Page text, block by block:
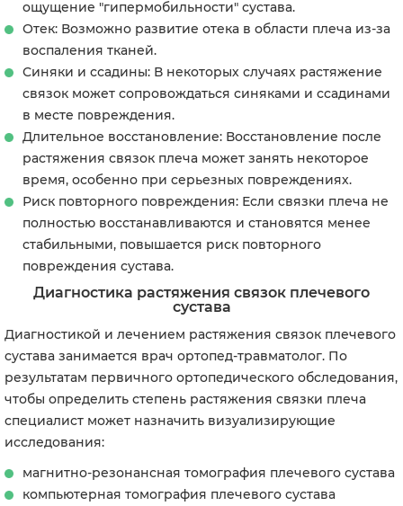
ощущение "гипермобильности" сустава.
Отек: Возможно развитие отека в области плеча из-за
воспаления тканей.
Синяки и ссадины: В некоторых случаях растяжение
связок может сопровождаться синяками и ссадинами
в месте повреждения.
Длительное восстановление: Восстановление после
растяжения связок плеча может занять некоторое
время, особенно при серьезных повреждениях.
Риск повторного повреждения: Если связки плеча не
полностью восстанавливаются и становятся менее
стабильными, повышается риск повторного
повреждения сустава.
Диагностика растяжения связок плечевого
сустава
Диагностикой и лечением растяжения связок плечевого
сустава занимается врач ортопед-травматолог. По
результатам первичного ортопедического обследования,
чтобы определить степень растяжения связки плеча
специалист может назначить визуализирующие
исследования:
магнитно-резонансная томография плечевого сустава
компьютерная томография плечевого сустава